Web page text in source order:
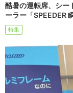
酷暑の運転席、シー
ーラー「SPEEDER
特集